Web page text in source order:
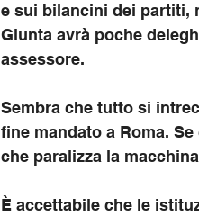
e sui bilancini dei partiti,
Giunta avrà poche
assessore.
Sembra che tutto si
fine mandato a Roma.
che paralizza la
È accettabile che le